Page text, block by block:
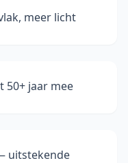
meer licht
50+ jaar mee
uitstekende